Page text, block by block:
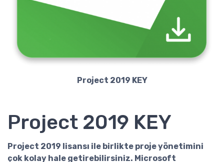
Project 2019 KEY
Project 2019 KEY
Project 2019 lisansı ile birlikte proje yönetimini
çok kolay hale getirebilirsiniz. Microsoft